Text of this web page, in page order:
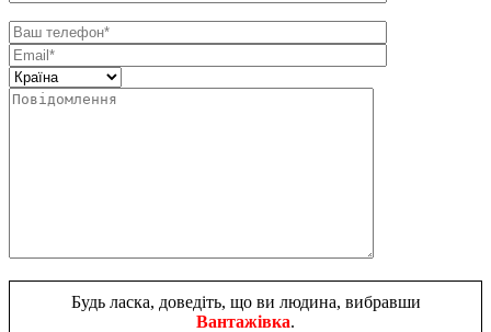
Будь ласка, доведіть, що ви людина, вибравши
Вантажівка.